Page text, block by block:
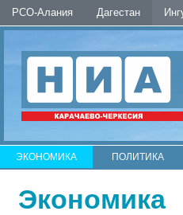
РСО-Алания Дагестан
ЭКОНОМИКА ПОЛИТИКА
Экономика